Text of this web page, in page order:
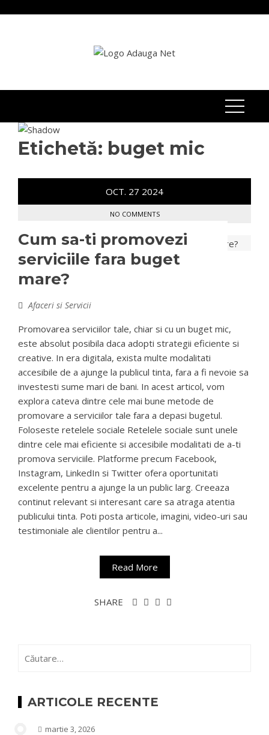
Etichetă: buget mic
OCT. 27 2024
NO COMMENTS
Cum sa-ti promovezi
serviciile fara buget
mare?
Afaceri si Servicii
Promovarea serviciilor tale, chiar si cu un buget mic,
este absolut posibila daca adopti strategii eficiente si
creative. In era digitala, exista multe modalitati
accesibile de a ajunge la publicul tinta, fara a fi nevoie sa
investesti sume mari de bani. In acest articol, vom
explora cateva dintre cele mai bune metode de
promovare a serviciilor tale fara a depasi bugetul.
Foloseste retelele sociale Retelele sociale sunt unele
dintre cele mai eficiente si accesibile modalitati de a-ti
promova serviciile. Platforme precum Facebook,
Instagram, LinkedIn si Twitter ofera oportunitati
excelente pentru a ajunge la un public larg. Creeaza
continut relevant si interesant care sa atraga atentia
publicului tinta. Poti posta articole, imagini, video-uri sau
testimoniale ale clientilor pentru a...
Read More
SHARE
după:
ARTICOLE RECENTE
martie 3, 2026